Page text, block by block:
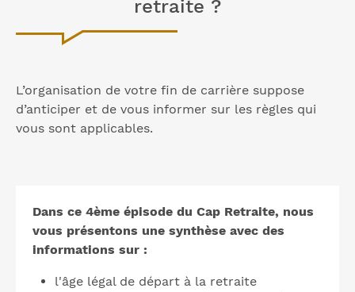
retraite ?
L’organisation de votre fin de carrière suppose
d’anticiper et de vous informer sur les règles qui
vous sont applicables.
Dans ce 4ème épisode du Cap Retraite, nous
vous présentons une synthèse avec des
informations sur :
l'âge légal de départ à la retraite